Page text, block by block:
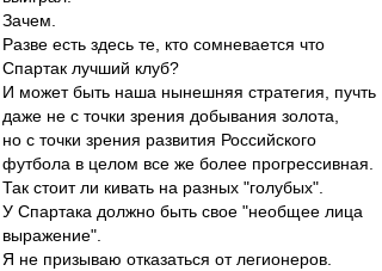
Зачем.
Разве есть здесь те, кто сомневается что
Спартак лучший клуб?
И может быть наша нынешняя стратегия, пучть
даже не с точки зрения добывания золота,
но с точки зрения развития Российского
футбола в целом все же более прогрессивная.
Так стоит ли кивать на разных "голубых".
У Спартака должно быть свое "необщее лица
выражение".
Я не призываю отказаться от легионеров.